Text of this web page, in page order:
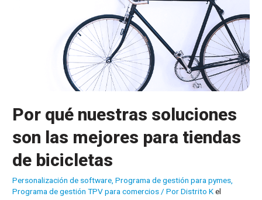
Por qué nuestras soluciones
son las mejores para tiendas
de bicicletas
Personalización de software ,Programa de gestión para pymes
Programa de gestión TPV para comercios / PorDistrito Kel